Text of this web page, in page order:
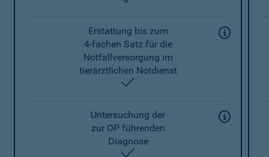
Erstattung bis zum
4-fachen Satz für die
Notfallversorgung im
tierärztlichen Notdienst
Untersuchung der
zur OP führenden
Diagnose